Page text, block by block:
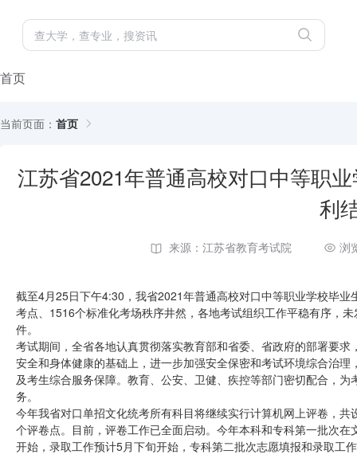
首页
当前页面： 首页
江苏省2021年普通高校对口中等职
利
来源：江苏省教育考试院 浏
截至4月25日下午4:30，我省2021年普通高校对口中等职业学校毕
考点、1516个标准化考场秩序井然，各地考试组织工作平稳有序，
件。
考试期间，全省各地认真贯彻落实教育部和省委、省政府的部署要
安全和身体健康的基础上，进一步加强安全保密和考试环境综合治
及考生综合服务保障。教育、公安、卫健、疾控等部门密切配合，
务。
今年我省对口单招文化统考所有科目将继续实行计算机网上评卷，
个评卷点。目前，评卷工作已全面启动。今年本科和专科第一批次
开始，录取工作预计5月下旬开始，专科第二批次志愿填报和录取工